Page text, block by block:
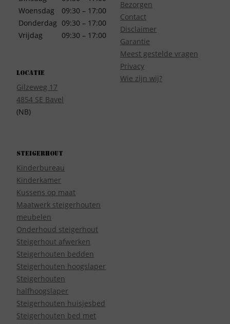
Woensdag
Donderdag
Vrijdag
09:30 – 17:00
09:30 – 17:00
09:30 – 17:00
Locatie
Gilzeweg 17
4854 SE Bavel
(NB)
Bezorgen
Contact
Disclaimer
Garantie
Meest gestelde vragen
Privacy
Wie zijn wij?
Steigerhout
Kinderbureau
Kinderkamer
Kussens op maat
Maatwerk steigerhouten
meubelen
Onderhoud steigerhout
Steigerhout afwerken
Steigerhouten bedden
Steigerhouten hoogslaper
Steigerhouten
halfhoogslaper
Steigerhouten huisjesbed
Steigerhouten bed met